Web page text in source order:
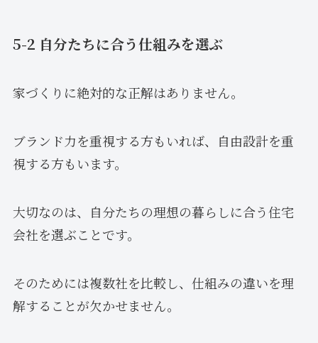
5-2 自分たちに合う仕組みを選ぶ
家づくりに絶対的な正解はありません。
ブランド力を重視する方もいれば、自由設計を重
視する方もいます。
大切なのは、自分たちの理想の暮らしに合う住宅
会社を選ぶことです。
そのためには複数社を比較し、仕組みの違いを理
解することが欠かせません。